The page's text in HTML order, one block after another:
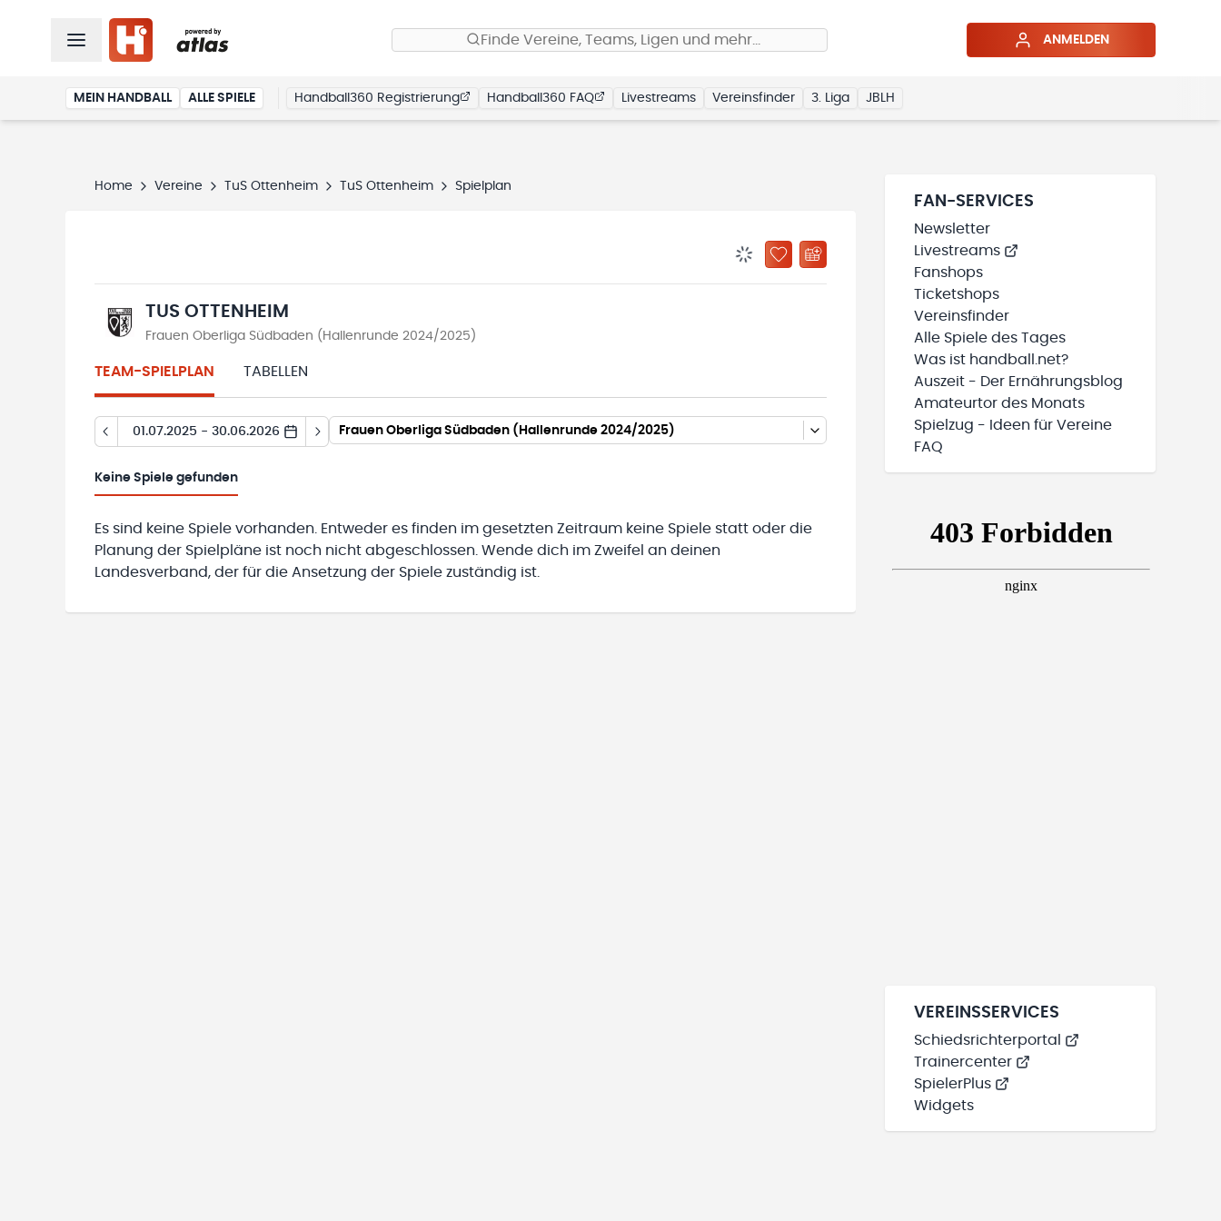
Finde Vereine, Teams, Ligen und mehr… ANMELDEN
MEIN HANDBALL ALLE SPIELE Handball360 Registrierung Handball360 FAQ Livestreams Vereinsfinder 3. Liga JBLH
Home Vereine TuS Ottenheim TuS Ottenheim Spielplan
BENACHRICHTIGUNGSSTATUS WIRD GELADEN
ZU „MEINE TEAMS“ HINZUFÜGEN
TUS OTTENHEIM
Frauen Oberliga Südbaden (Hallenrunde 2024/2025)
TEAM-SPIELPLAN TABELLEN
01.07.2025 - 30.06.2026 Frauen Oberliga Südbaden (Hallenrunde 2024/2025)
Keine Spiele gefunden
Es sind keine Spiele vorhanden. Entweder es finden im gesetzten Zeitraum keine Spiele statt oder die
Planung der Spielpläne ist noch nicht abgeschlossen. Wende dich im Zweifel an deinen
Landesverband, der für die Ansetzung der Spiele zuständig ist.
FAN-SERVICES
Newsletter
Livestreams
Fanshops
Ticketshops
Vereinsfinder
Alle Spiele des Tages
Was ist handball.net?
Auszeit - Der Ernährungsblog
Amateurtor des Monats
Spielzug - Ideen für Vereine
FAQ
VEREINSSERVICES
Schiedsrichterportal
Trainercenter
SpielerPlus
Widgets